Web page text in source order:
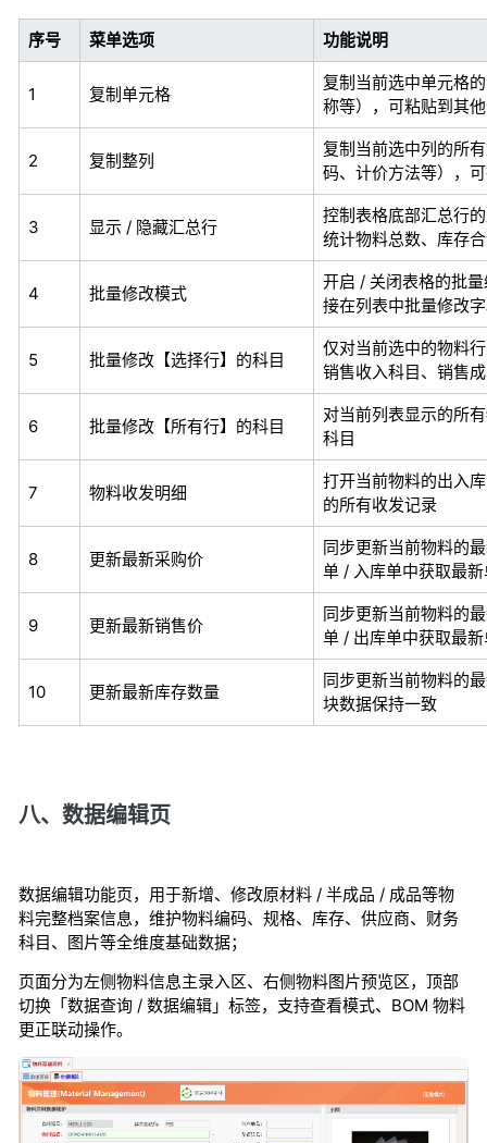
序号 菜单选项 功能说明
1 复制单元格
复制当前选中单元格
称等），可粘贴到其
2 复制整列
复制当前选中列的所
码、计价方法等），
3 显示 / 隐藏汇总行
控制表格底部汇总行
统计物料总数、库存
4 批量修改模式
开启 / 关闭表格的批
接在列表中批量修改
5 批量修改【选择行】的科目
仅对当前选中的物料
销售收入科目、销售
6 批量修改【所有行】的科目
对当前列表显示的所
科目
7 物料收发明细
打开当前物料的出入
的所有收发记录
8 更新最新采购价
同步更新当前物料的
单 / 入库单中获取最
9 更新最新销售价
同步更新当前物料的
单 / 出库单中获取最
10 更新最新库存数量
同步更新当前物料的
块数据保持一致
八、数据编辑页
数据编辑功能页，用于新增、修改原材料 / 半成品 / 成品等物
料完整档案信息，维护物料编码、规格、库存、供应商、财务
科目、图片等全维度基础数据；
页面分为左侧物料信息主录入区、右侧物料图片预览区，顶部
切换「数据查询 / 数据编辑」标签，支持查看模式、BOM 物料
更正联动操作。